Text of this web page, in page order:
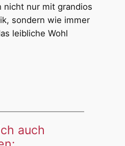
nur mit grandios
sondern wie immer
leibliche Wohl
auch